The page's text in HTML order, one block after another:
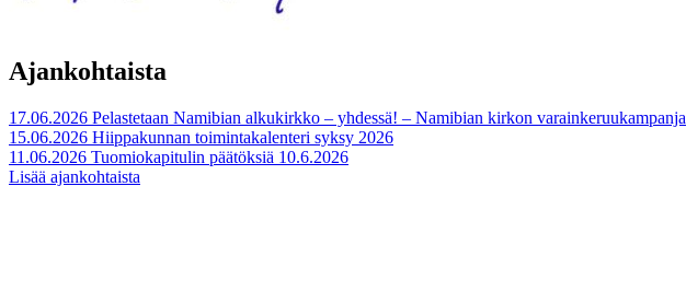
Ajankohtaista
17.06.2026 Pelastetaan Namibian alkukirkko – yhdessä! – Namibian kirkon varainkeruukampanja
15.06.2026 Hiippakunnan toimintakalenteri syksy 2026
11.06.2026 Tuomiokapitulin päätöksiä 10.6.2026
Lisää ajankohtaista